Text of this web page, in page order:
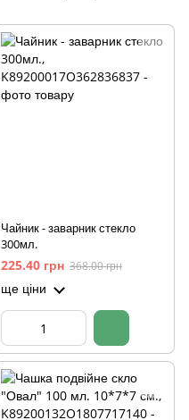
Чайник - заварник стекло
300мл.
225.40 грн 368.00 грн
ще ціни